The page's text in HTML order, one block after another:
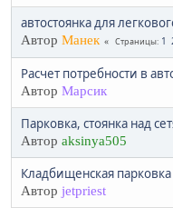
автостоянка для
Автор Манек Страницы 1
Расчет потребности в
Автор Марсик
Парковка, стоянка над
Автор aksinya505
Кладбищенская парковка
Автор jetpriest